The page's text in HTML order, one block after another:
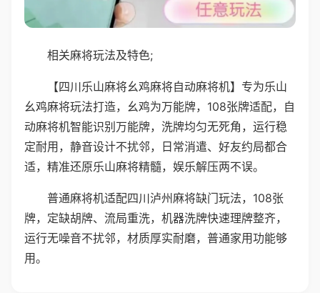
相关麻将玩法及特色;
【四川乐山麻将幺鸡麻将自动麻将机】专为乐山
幺鸡麻将玩法打造，幺鸡为万能牌，108张牌适配，自
动麻将机智能识别万能牌，洗牌均匀无死角，运行稳
定耐用，静音设计不扰邻，日常消遣、好友约局都合
适，精准还原乐山麻将精髓，娱乐解压两不误。
普通麻将机适配四川泸州麻将缺门玩法，108张
牌，定缺胡牌、流局重洗，机器洗牌快速理牌整齐，
运行无噪音不扰邻，材质厚实耐磨，普通家用功能够
用。